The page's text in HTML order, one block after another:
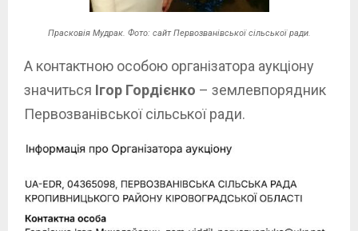
Прасковія Мудрак. Фото: сайт Первозванівської сільської ради.
А контактною особою організатора аукціону
значиться Ігор Гордієнко – землевпорядник
Первозванівської сільської ради.